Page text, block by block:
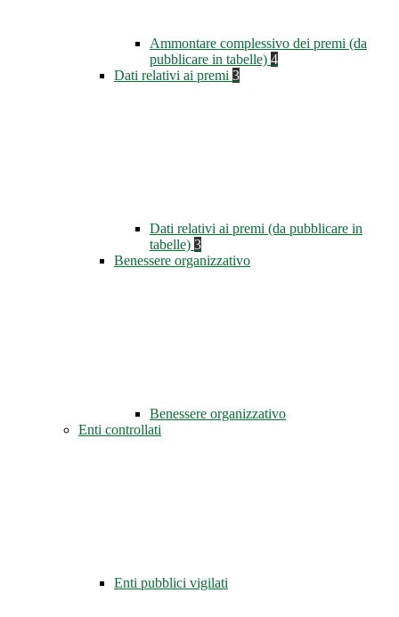
Ammontare complessivo dei premi (da
pubblicare in tabelle) 4
Dati relativi ai premi 3
Dati relativi ai premi (da pubblicare in
tabelle) 3
Benessere organizzativo
Benessere organizzativo
Enti controllati
Enti pubblici vigilati